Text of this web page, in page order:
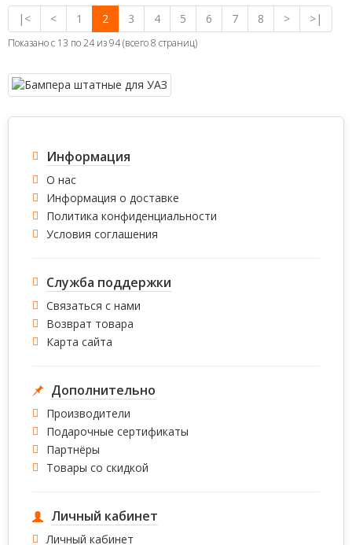
|< < 1 2 3 4 5 6 7 8 > >|
Показано с 13 по 24 из 94 (всего 8 страниц)
Информация
О нас
Информация о доставке
Политика конфиденциальности
Условия соглашения
Служба поддержки
Связаться с нами
Возврат товара
Карта сайта
Дополнительно
Производители
Подарочные сертификаты
Партнёры
Товары со скидкой
Личный кабинет
Личный кабинет